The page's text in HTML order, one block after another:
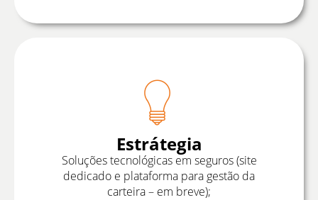
Estrátegia
Soluções tecnológicas em seguros (site
dedicado e plataforma para gestão da
carteira – em breve);